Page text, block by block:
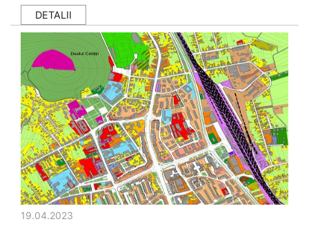
DETALII
19.04.2023